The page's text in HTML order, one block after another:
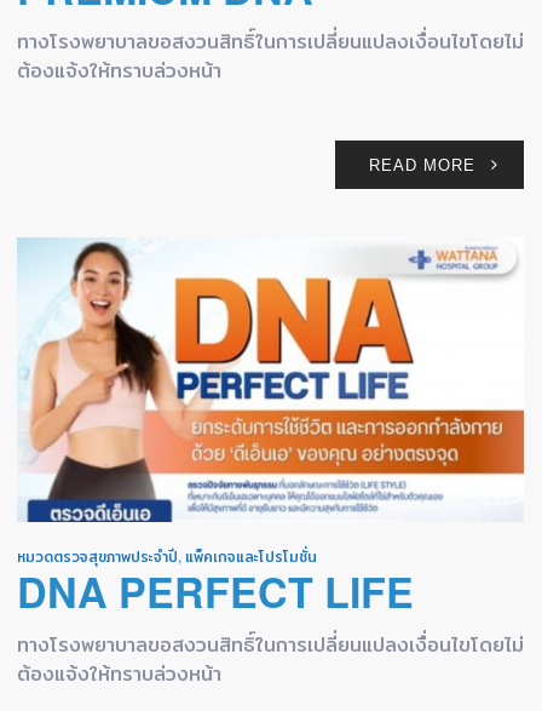
ทางโรงพยาบาลขอสงวนสิทธิ์ในการเปลี่ยนแปลงเงื่อนไขโดยไม่
ต้องแจ้งให้ทราบล่วงหน้า
READ MORE
หมวดตรวจสุขภาพประจำปี, แพ็คเกจและโปรโมชั่น
DNA PERFECT LIFE
ทางโรงพยาบาลขอสงวนสิทธิ์ในการเปลี่ยนแปลงเงื่อนไขโดยไม่
ต้องแจ้งให้ทราบล่วงหน้า